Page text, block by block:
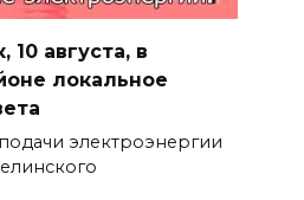
10 августа, в
локальное
электроэнергии